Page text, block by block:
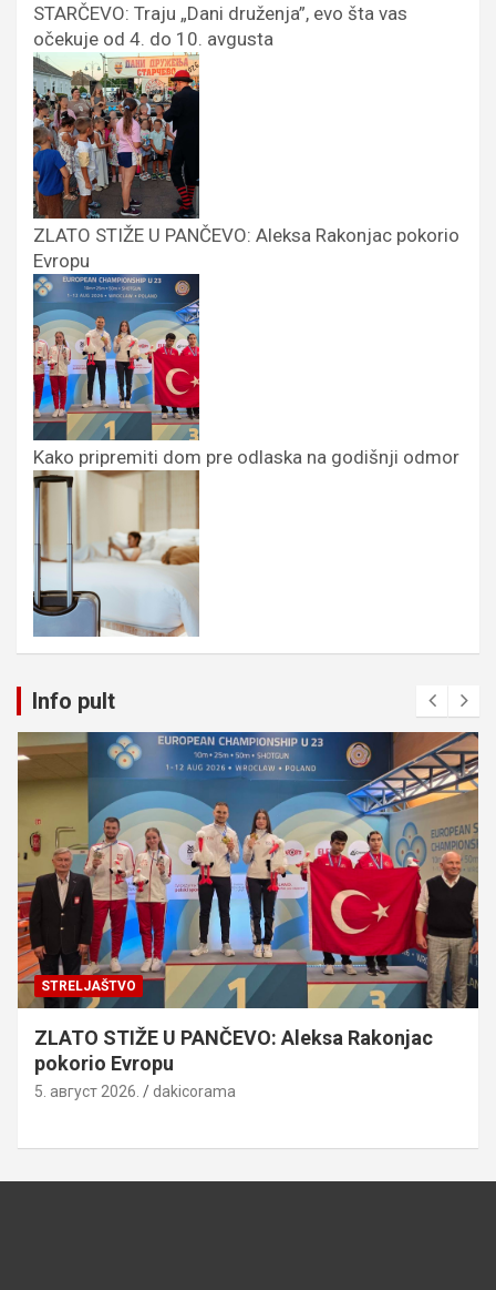
STARČEVO: Traju „Dani druženja”, evo šta vas
očekuje od 4. do 10. avgusta
ZLATO STIŽE U PANČEVO: Aleksa Rakonjac pokorio
Evropu
Kako pripremiti dom pre odlaska na godišnji odmor
Info pult
STRELJAŠTVO
ZLATO STIŽE U PANČEVO: Aleksa Rakonjac
pokorio Evropu
5. август 2026. dakicorama